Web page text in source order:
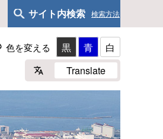
サイト内検索 検索方法
色を変える 黒 青
白
Translate